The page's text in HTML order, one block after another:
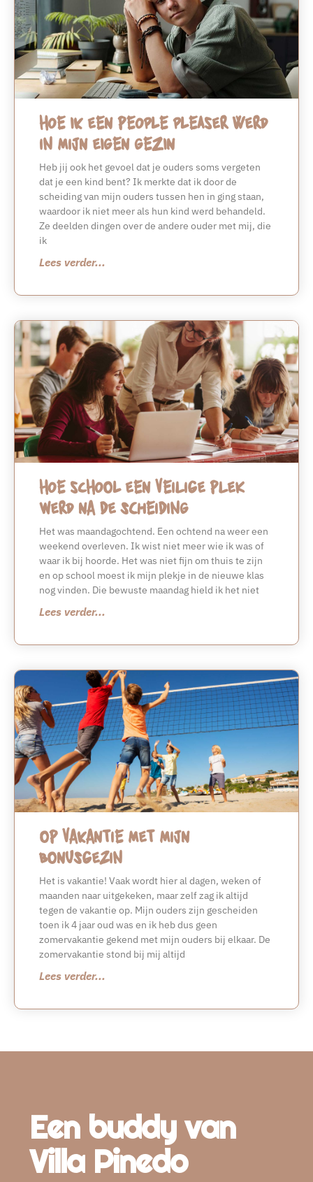
Hoe ik een people pleaser werd
in mijn eigen gezin
Heb jij ook het gevoel dat je ouders soms vergeten
dat je een kind bent? Ik merkte dat ik door de
scheiding van mijn ouders tussen hen in ging staan,
waardoor ik niet meer als hun kind werd behandeld.
Ze deelden dingen over de andere ouder met mij, die
ik
Lees verder...
Hoe school een veilige plek
werd na de scheiding
Het was maandagochtend. Een ochtend na weer een
weekend overleven. Ik wist niet meer wie ik was of
waar ik bij hoorde. Het was niet fijn om thuis te zijn
en op school moest ik mijn plekje in de nieuwe klas
nog vinden. Die bewuste maandag hield ik het niet
Lees verder...
Op vakantie met mijn
bonusgezin
Het is vakantie! Vaak wordt hier al dagen, weken of
maanden naar uitgekeken, maar zelf zag ik altijd
tegen de vakantie op. Mijn ouders zijn gescheiden
toen ik 4 jaar oud was en ik heb dus geen
zomervakantie gekend met mijn ouders bij elkaar. De
zomervakantie stond bij mij altijd
Lees verder...
Een buddy van
Villa Pinedo